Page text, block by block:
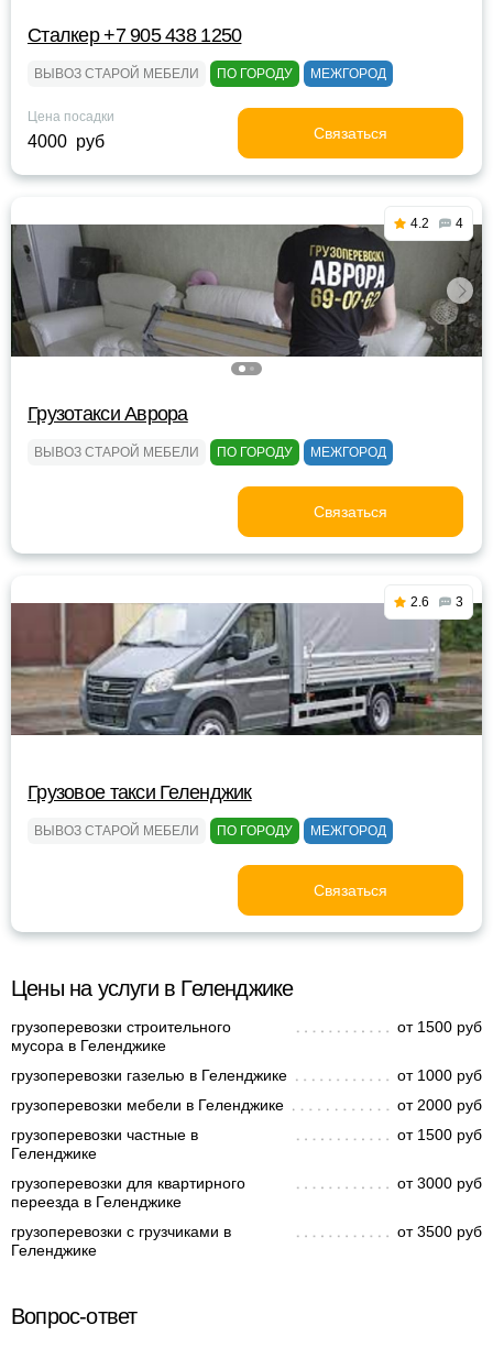
Сталкер +7 905 438 1250
ВЫВОЗ СТАРОЙ МЕБЕЛИ ПО ГОРОДУ МЕЖГОРОД
Цена посадки
4000 руб Связаться
4.2 4
Грузотакси Аврора
ВЫВОЗ СТАРОЙ МЕБЕЛИ ПО ГОРОДУ МЕЖГОРОД
Связаться
2.6 3
Грузовое такси Геленджик
ВЫВОЗ СТАРОЙ МЕБЕЛИ ПО ГОРОДУ МЕЖГОРОД
Связаться
Цены на услуги в Геленджике
грузоперевозки строительного
мусора в Геленджике
от 1500 руб
грузоперевозки газелью в Геленджике
от 1000 руб
грузоперевозки мебели в Геленджике
от 2000 руб
грузоперевозки частные в
Геленджике
от 1500 руб
грузоперевозки для квартирного
переезда в Геленджике
от 3000 руб
грузоперевозки с грузчиками в
Геленджике
от 3500 руб
Вопрос-ответ